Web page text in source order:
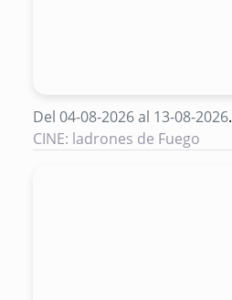
Del 04-08-2026 al 13-08-2026.
CINE: ladrones de Fuego